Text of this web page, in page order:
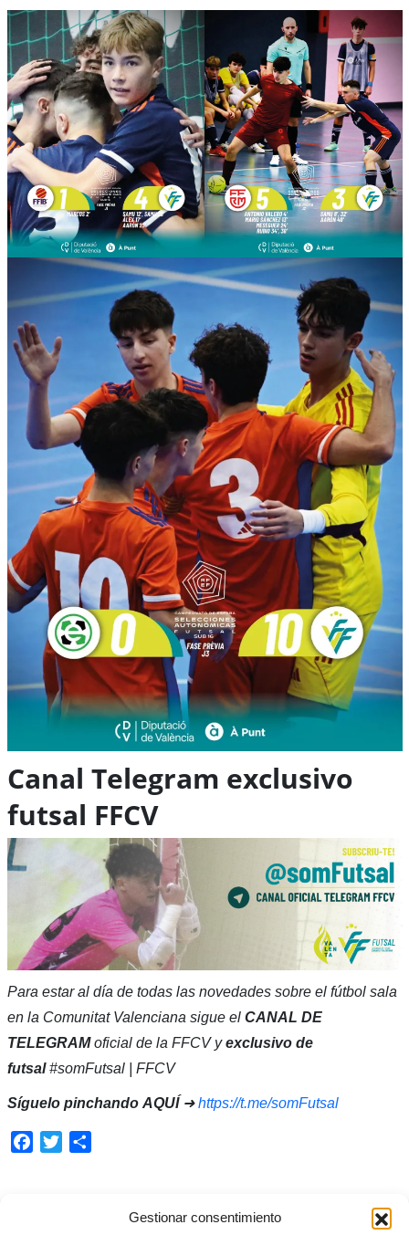
Gestionar consentimiento
Canal Telegram exclusivo
futsal FFCV
Para estar al día de todas las novedades sobre el fútbol sala
en la Comunitat Valenciana sigue el CANAL DE
TELEGRAMoficial de la FFCV yexclusivo de
futsal#somFutsal | FFCV
Síguelo pinchando AQUÍ➜https://t.me/somFutsal
Facebook
Twitter
ETIQUETADO BAJO:
SELECCIÓ VALENCIANA VALENTA SUB16